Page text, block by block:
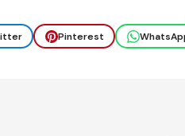
Pinterest